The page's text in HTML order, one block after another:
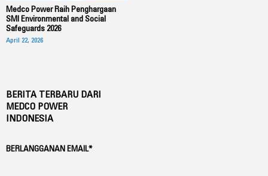
Medco Power Raih Penghargaan
SMI Environmental and Social
Safeguards 2026
April 22, 2026
BERITA TERBARU DARI
MEDCO POWER
INDONESIA
BERLANGGANAN EMAIL*